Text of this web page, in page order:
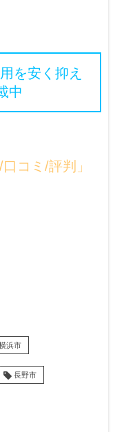
を安く抑え
中
コミ/評判」
浜市
長野市